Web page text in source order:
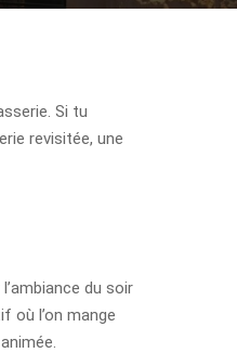
Si tu
revisitée, une
du soir
où l’on mange